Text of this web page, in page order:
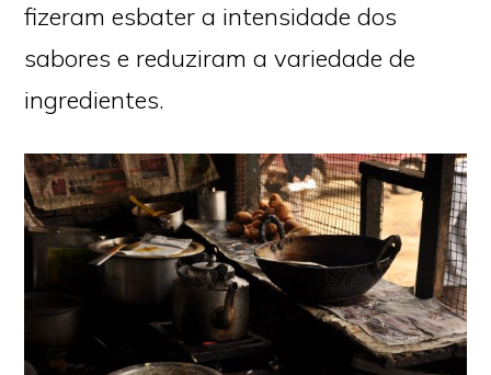
fizeram esbater a intensidade dos
sabores e reduziram a variedade de
ingredientes.